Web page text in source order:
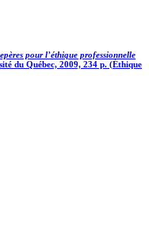
pour l’éthique professionnelle
du Québec, 2009, 234 p. (Éthique